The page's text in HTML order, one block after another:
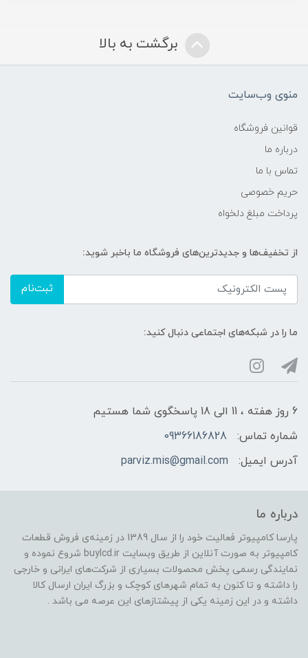
برگشت به بالا
منوی وب‌سایت
قوانین فروشگاه
درباره ما
تماس با ما
حریم خصوصی
پرداخت مبلغ دلخواه
از تخفیف‌ها و جدیدترین‌های فروشگاه ما باخبر شوید:
ثبت‌نام
ما را در شبکه‌های اجتماعی دنبال کنید:
6 روز هفته ، 11 الی 18 پاسخگوی شما هستیم
شماره تماس:
09366186828
آدرس ایمیل:
parviz.mis@gmail.com
درباره ما
پارسا کامپیوتر فعالیت خود را از سال 1389 در زمینه‌ی فروش قطعات
کامپیوتر به صورت آنلاین از طریق وبسایت buylcd.ir شروع نموده و
نمایندگی رسمی پخش محصولات بسیاری از شرکت‌های ایرانی و خارجی
را داشته و تا کنون به تمام شهرهای کوچک و بزرگ ایران ارسال کالا
داشته و در این زمینه یکی از پیشتازهای این عرصه می باشد .